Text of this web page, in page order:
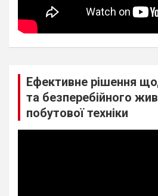
Ефективне рішення
та безперебійного
побутової техніки